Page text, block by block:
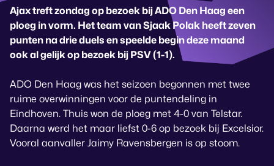
Ajax treft zondag op bezoek bij ADO Den Haag een
ploeg in vorm. Het team van Sjaak Polak heeft zeven
punten na drie duels en speelde begin deze maand
ook al gelijk op bezoek bij PSV (1-1).
ADO Den Haag was het seizoen begonnen met twee
ruime overwinningen voor de puntendeling in
Eindhoven. Thuis won de ploeg met 4-0 van Telstar.
Daarna werd het maar liefst 0-6 op bezoek bij Excelsior.
Vooral aanvaller Jaimy Ravensbergen is op stoom.